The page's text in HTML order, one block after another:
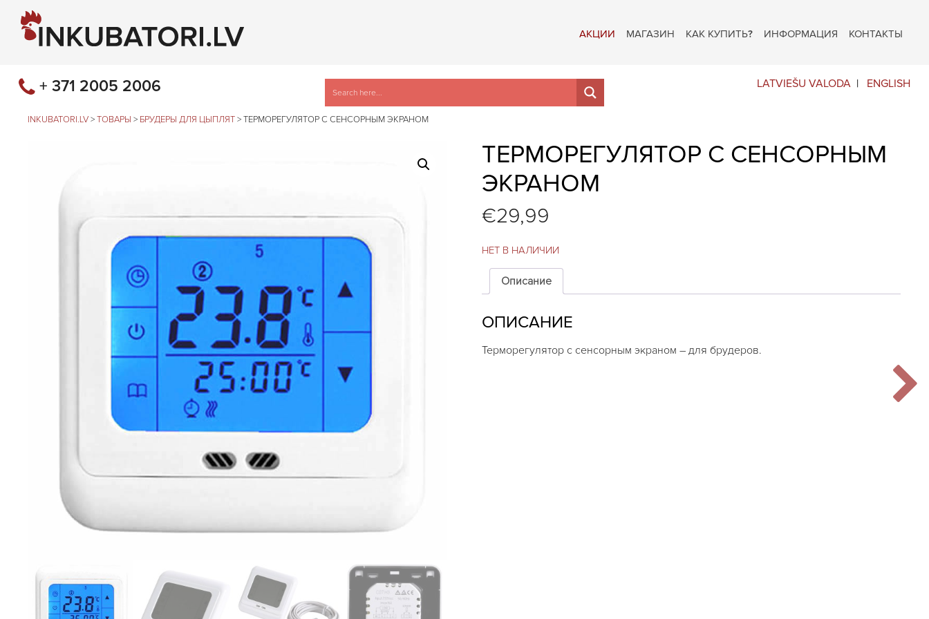
АКЦИИ МАГАЗИН КАК КУПИТЬ? ИНФОРМАЦИЯ КОНТАКТЫ
LATVIEŠU VALODA ENGLISH
+ 371 2005 2006
INKUBATORI.LV > ТОВАРЫ > БРУДЕРЫ ДЛЯ ЦЫПЛЯТ > ТЕРМОРЕГУЛЯТОР С СЕНСОРНЫМ ЭКРАНОМ
ТЕРМОРЕГУЛЯТОР С СЕНСОРНЫМ
ЭКРАНОМ
€29,99
НЕТ В НАЛИЧИИ
Описание
ОПИСАНИЕ
Терморегулятор с сенсорным экраном – для брудеров.